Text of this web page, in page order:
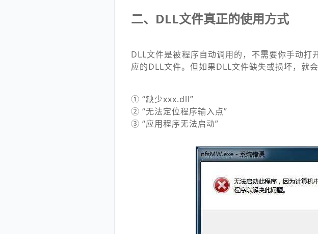
二、DLL文件真正的使用方式
DLL文件是被程序自动调用的，不需要你手动
应的DLL文件。但如果DLL文件缺失或损坏，就
① “缺少xxx.dll”
② “无法定位程序输入点”
③ “应用程序无法启动”